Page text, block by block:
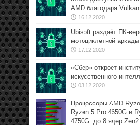
AMD благодаря Vulkan
16.12.2020
Ubisoft раздаёт ПК-
мотоциклетной
17.12.2020
«Сбер» откроет
искусственного
03.12.2020
Процессоры AMD
Ryzen 5 Pro 4650G и
4750G: до 8 ядер Zen2